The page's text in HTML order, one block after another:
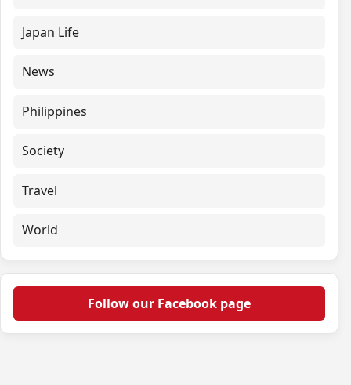
Japan Life
News
Philippines
Society
Travel
World
Follow our Facebook page